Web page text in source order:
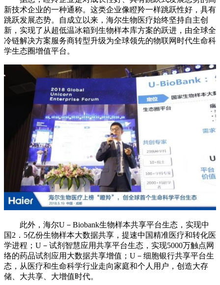
新技术企业的一种通称。这类企业像瞪羚一样跳跃性好，具有
跳跃发展态势。自成立以来，海尔生物医疗始终坚持自主创
新，实现了从超低温冰箱到生物样本库方案的跃进，由全球全
冷链解决方案服务商转型升级为全球领先的物联网时代生命科
学生态圈增值平台。
此外，海尔U－Biobank生物样本共享平台生态，实现中
国2．5亿份生物样本大数据共享，提速中国精准医疗和转化医
学进程；U－试剂智慧应用共享平台生态，实现5000万触点网
络的药品试剂应用大数据共享增值；U－细胞银行共享平台生
态，从医疗和生命科学行业走向家庭和个人用户，创造大存
储、大共享、大增值时代。